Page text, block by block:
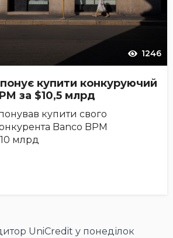
1246
купити конкуруючий
за $10,5 млрд
купити свого
Banco BPM
млрд
UniCredit у понеділок